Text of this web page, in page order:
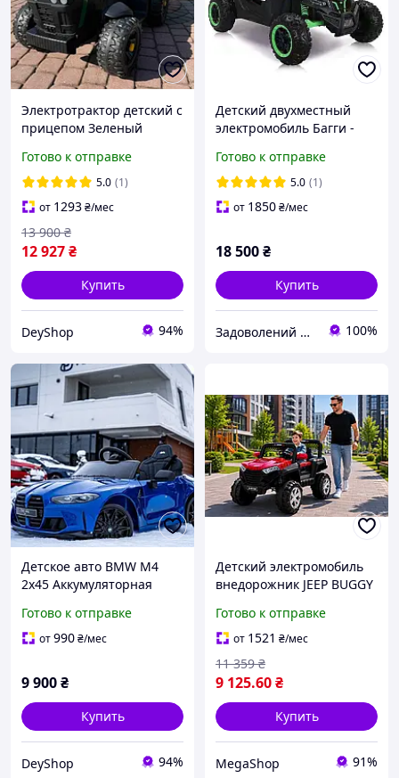
Электротрактор детский с
прицепом Зеленый
аккумуляторе Большой
детский электротрактор
Готово к отправке
5.0 (1)
от 1293₴/мес
12 927₴
13 900 ₴
Купить
DeyShop 94%
Детский двухместный
электромобиль Багги -
Готово к отправке
5.0 (1)
от 1850₴/мес
18 500₴
Купить
Задоволений Малюк 100%
Детское авто BMW M4
2x45 Аккумуляторная
детей на аккумуляторе
Готово к отправке
от990₴/мес
9 900₴
Купить
DeyShop 94%
Детский электромобиль
внедорожник JEEP BUGGY
детей авто на
аккумуляторе с пультом
Готово к отправке
от 1521 ₴/мес
9 125.60₴
11 359 ₴
Купить
MegaShop 91%